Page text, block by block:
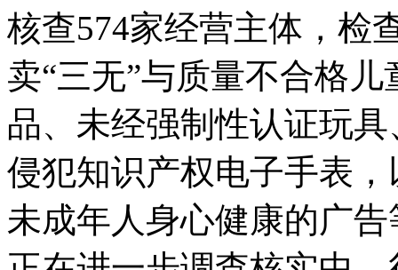
核查574家经营主体，检
卖“三无”与质量不合格
品、未经强制性认证玩
侵犯知识产权电子手表
未成年人身心健康的广